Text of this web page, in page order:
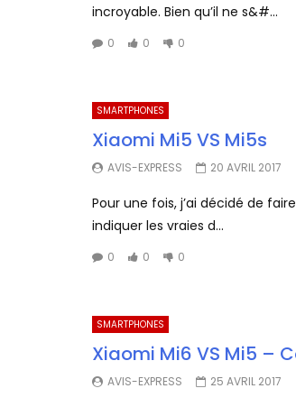
incroyable. Bien qu’il ne s&#...
0 0 0
SMARTPHONES
Xiaomi Mi5 VS Mi5s
AVIS-EXPRESS 20 AVRIL 2017
Pour une fois, j’ai décidé de
indiquer les vraies d...
0 0 0
SMARTPHONES
Xiaomi Mi6 VS Mi5 –
AVIS-EXPRESS 25 AVRIL 2017